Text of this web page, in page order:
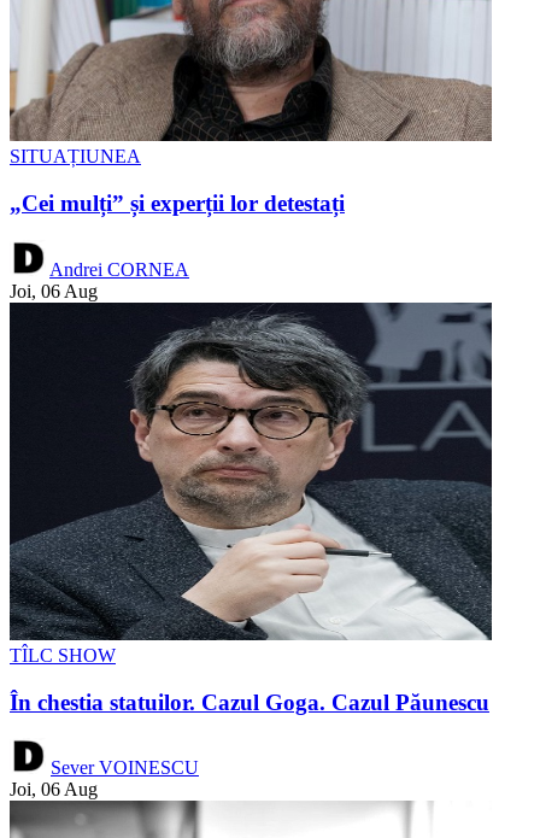
SITUAȚIUNEA
„Cei mulți” și experții lor detestați
Andrei CORNEA
Joi, 06 Aug
TÎLC SHOW
În chestia statuilor. Cazul Goga. Cazul Păunescu
Sever VOINESCU
Joi, 06 Aug